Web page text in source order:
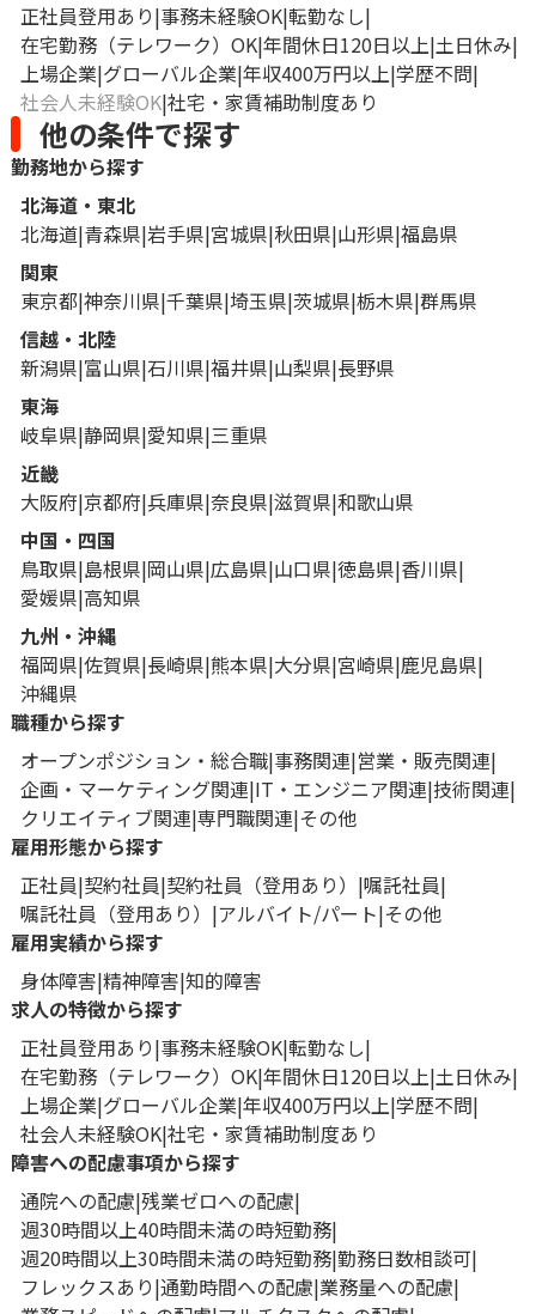
正社員登用あり 事務未経験OK 転勤なし
在宅勤務（テレワーク）OK 年間休日120日以上 土日休み
上場企業 グローバル企業 年収400万円以上 学歴不問
社会人未経験OK 社宅・家賃補助制度あり
他の条件で探す
勤務地から探す
北海道・東北
北海道 青森県 岩手県 宮城県 秋田県 山形県 福島県
関東
東京都 神奈川県 千葉県 埼玉県 茨城県 栃木県 群馬県
信越・北陸
新潟県 富山県 石川県 福井県 山梨県 長野県
東海
岐阜県 静岡県 愛知県 三重県
近畿
大阪府 京都府 兵庫県 奈良県 滋賀県 和歌山県
中国・四国
鳥取県 島根県 岡山県 広島県 山口県 徳島県 香川県
愛媛県 高知県
九州・沖縄
福岡県 佐賀県 長崎県 熊本県 大分県 宮崎県 鹿児島県
沖縄県
職種から探す
オープンポジション・総合職 事務関連 営業・販売関連
企画・マーケティング関連 IT・エンジニア関連 技術関連
クリエイティブ関連 専門職関連 その他
雇用形態から探す
正社員 契約社員 契約社員（登用あり）
嘱託社員
嘱託社員（登用あり）
アルバイト/パート その他
雇用実績から探す
身体障害 精神障害 知的障害
求人の特徴から探す
正社員登用あり 事務未経験OK 転勤なし
在宅勤務（テレワーク）OK 年間休日120日以上 土日休み
上場企業 グローバル企業 年収400万円以上 学歴不問
社会人未経験OK 社宅・家賃補助制度あり
障害への配慮事項から探す
通院への配慮 残業ゼロへの配慮
週30時間以上40時間未満の時短勤務
週20時間以上30時間未満の時短勤務 勤務日数相談可
フレックスあり 通勤時間への配慮 業務量への配慮